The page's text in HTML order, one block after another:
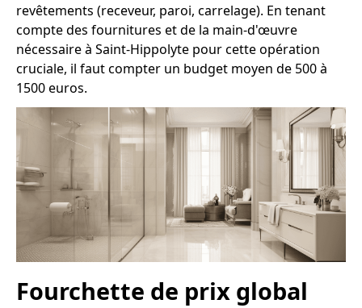
revêtements (receveur, paroi, carrelage). En tenant
compte des fournitures et de la main-d'œuvre
nécessaire à Saint-Hippolyte pour cette opération
cruciale, il faut compter un budget moyen de 500 à
1500 euros.
Fourchette de prix global